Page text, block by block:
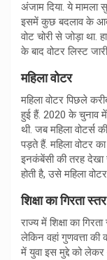
अंजाम दिया. ये मामला
इसमें कुछ बदलाव के
वोट चोरी से जोड़ा था.
के बाद वोटर लिस्ट
महिला वोटर
महिला वोटर पिछले
हुई हैं. 2020 के चुनाव
थी. जब महिला वोटर्स
पड़ते हैं. महिला वोटर
इनकंबेंसी की तरह देखा
होती है, उसे महिला
शिक्षा का गिरता स्तर
राज्य में शिक्षा का
लेकिन वहां गुणवत्ता की
में युवा इस मुद्दे को